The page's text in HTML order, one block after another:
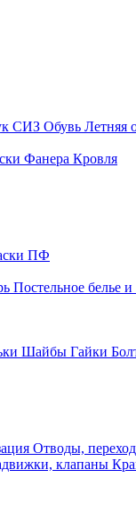
СИЗ Обувь Летняя
Фанера Кровля
ПФ
Постельное белье
Шайбы Гайки
Отводы,
клапаны